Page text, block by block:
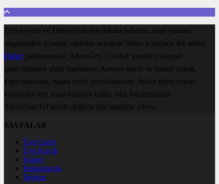
Türkiye'den ve Dünya’dan son dakika haberler, köşe yazıları,
magazinden siyasete, spordan seyahate bütün konuların tek adresi
Haberplatformunda; Alem.Gen.Tr haber içerikleri kaynak
gösterilmeden alıntı yapılamaz, kanuna aykırı ve izinsiz olarak
kopyalanamaz, başka yerde yayınlanamaz. Aykırı işlem yapan
kişi/kişiler için yasal başvuru hakkı saklı tutulmaktadır.
Alem.Gen.Tr'i tercih ettiğiniz için teşekkür ederiz.
SAYFALAR
Üye Girişi
Üye Kaydı
Künye
Hakkımızda
İletişim